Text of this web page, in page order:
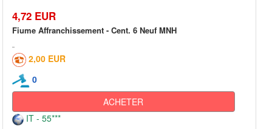
4,72 EUR
Fiume Affranchissement - Cent. 6 Neuf MNH
2,00 EUR
0
ACHETER
IT - 55***